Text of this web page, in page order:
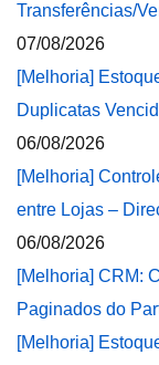
Transferências/
07/08/2026
[Melhoria]
Duplicatas
06/08/2026
[Melhoria]
entre Lojas –
06/08/2026
[Melhoria] CRM:
Paginados do
[Melhoria]